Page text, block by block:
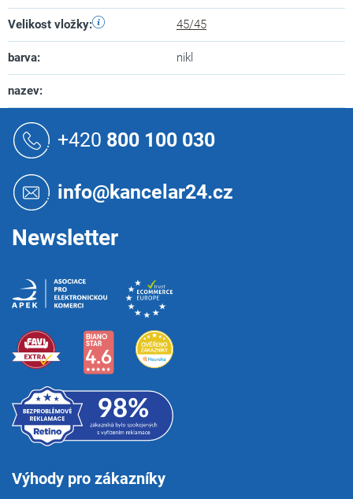
Velikost vložky: 45/45
barva: nikl
nazev:
+420 800 100 030
info@kancelar24.cz
Newsletter
Výhody pro zákazníky